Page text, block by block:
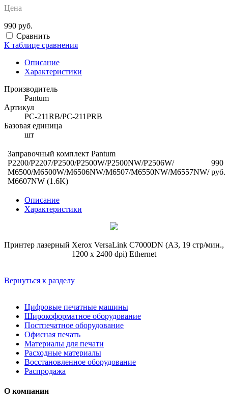
Цена
990 руб.
Сравнить
К таблице сравнения
Описание
Характеристики
Производитель
Pantum
Артикул
PC-211RB/PC-211PRB
Базовая единица
шт
Заправочный комплект Pantum
P2200/P2207/P2500/P2500W/P2500NW/P2506W/
M6500/M6500W/M6506NW/M6507/M6550NW/M6557NW/
M6607NW (1.6K)
990
руб.
Описание
Характеристики
Принтер лазерный Xerox VersaLink C7000DN (А3, 19 стр/мин.,
1200 x 2400 dpi) Ethernet
Вернуться к разделу
Цифровые печатные машины
Широкоформатное оборудование
Постпечатное оборудование
Офисная печать
Материалы для печати
Расходные материалы
Восстановленное оборудование
Распродажа
О компании